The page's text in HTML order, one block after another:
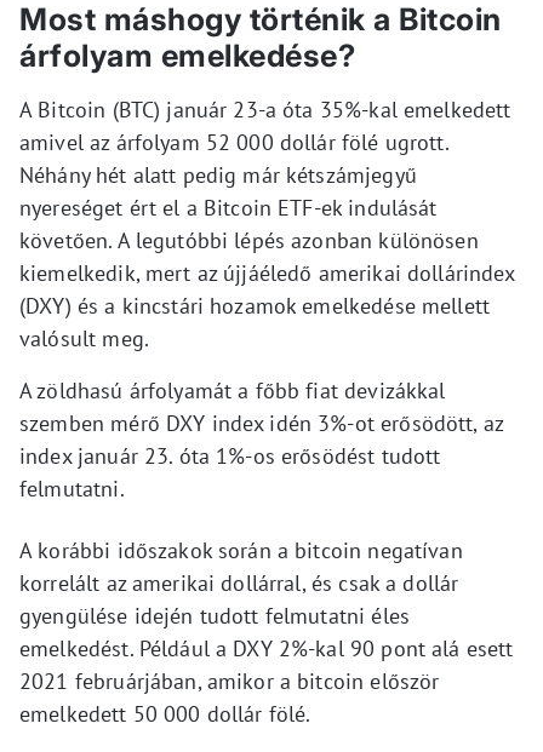
Most máshogy történik a Bitcoin
árfolyam emelkedése?
A Bitcoin (BTC) január 23-a óta 35%-kal emelkedett
amivel az árfolyam 52 000 dollár fölé ugrott.
Néhány hét alatt pedig már kétszámjegyű
nyereséget ért el a Bitcoin ETF-ek indulását
követően. A legutóbbi lépés azonban különösen
kiemelkedik, mert az újjáéledő amerikai dollárindex
(DXY) és a kincstári hozamok emelkedése mellett
valósult meg.
A zöldhasú árfolyamát a főbb fiat devizákkal
szemben mérő DXY index idén 3%-ot erősödött, az
index január 23. óta 1%-os erősödést tudott
felmutatni.
A korábbi időszakok során a bitcoin negatívan
korrelált az amerikai dollárral, és csak a dollár
gyengülése idején tudott felmutatni éles
emelkedést. Például a DXY 2%-kal 90 pont alá esett
2021 februárjában, amikor a bitcoin először
emelkedett 50 000 dollár fölé.